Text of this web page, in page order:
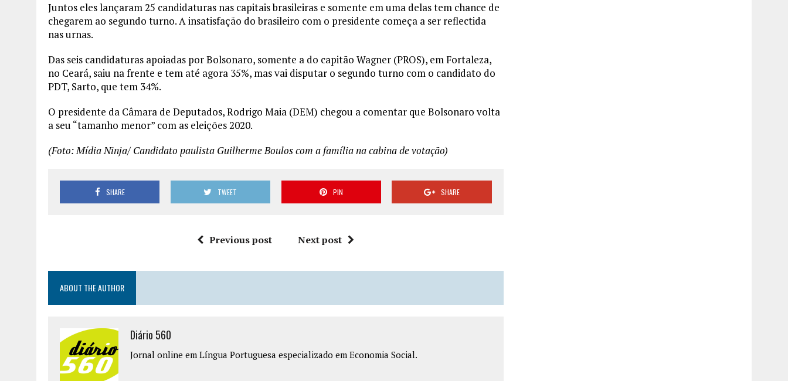
Juntos eles lançaram 25 candidaturas nas capitais brasileiras e somente em uma delas tem chance de
chegarem ao segundo turno. A insatisfação do brasileiro com o presidente começa a ser reflectida
nas urnas.
Das seis candidaturas apoiadas por Bolsonaro, somente a do capitão Wagner (PROS), em Fortaleza,
no Ceará, saiu na frente e tem até agora 35%, mas vai disputar o segundo turno com o candidato do
PDT, Sarto, que tem 34%.
O presidente da Câmara de Deputados, Rodrigo Maia (DEM) chegou a comentar que Bolsonaro volta
a seu “tamanho menor” com as eleições 2020.
(Foto: Mídia Ninja/ Candidato paulista Guilherme Boulos com a família na cabina de votação)
SHARE TWEET PIN SHARE
Previous post Next post
ABOUT THE AUTHOR
Diário 560
Jornal online em Língua Portuguesa especializado em Economia Social.